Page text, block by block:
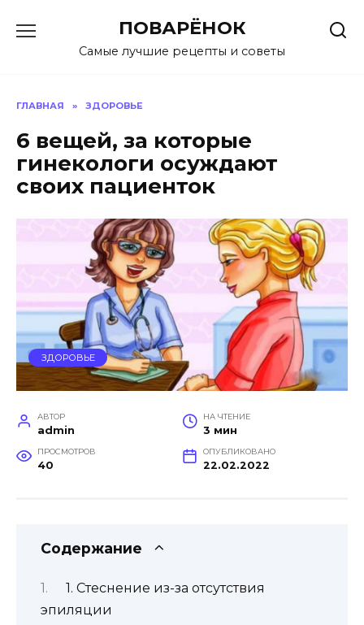
содержанию
ПОВАРЁНОК
Самые лучшие рецепты и советы
ГЛАВНАЯ » ЗДОРОВЬЕ
6 вещей, за которые
гинекологи осуждают
своих пациенток
ЗДОРОВЬЕ
АВТОР
admin
НА ЧТЕНИЕ
3 мин
ПРОСМОТРОВ
40
ОПУБЛИКОВАНО
22.02.2022
Содержание
1. Стеснение из-за отсутствия
эпиляции